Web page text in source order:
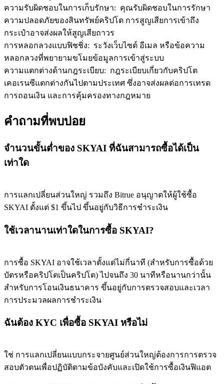
ความรับผิดชอบในการเก็บรักษา: คุณรับผิดชอบในการรักษา
ความปลอดภัยของสินทรัพย์คริปโต การสูญเสียการเข้าถึง
กระเป๋าอาจส่งผลให้สูญเสียถาวร
การหลอกลวงแบบฟิชชิ่ง: ระวังเว็บไซต์ อีเมล หรือข้อความ
หลอกลวงที่พยายามขโมยข้อมูลการเข้าสู่ระบบ
ความแตกต่างด้านกฎระเบียบ: กฎระเบียบเกี่ยวกับคริปโต
เคอเรนซีแตกต่างกันไปตามประเทศ ซึ่งอาจส่งผลต่อการเทรด
การถอนเงิน และการคุ้มครองทางกฎหมาย
คำถามที่พบบ่อย
จำนวนขั้นต่ำของ SKYAI ที่ฉันสามารถซื้อได้เป็น
เท่าใด
การแลกเปลี่ยนส่วนใหญ่ รวมถึง Bitrue อนุญาตให้ผู้ใช้ซื้อ
SKYAI ตั้งแต่ $1 ขึ้นไป ขึ้นอยู่กับวิธีการชำระเงิน
ใช้เวลานานเท่าใดในการซื้อ SKYAI?
การซื้อ SKYAI อาจใช้เวลาตั้งแต่ไม่กี่นาที (สำหรับการซื้อด้วย
บัตรหรือคริปโตเป็นคริปโต) ไปจนถึง 30 นาทีหรือนานกว่านั้น
สำหรับการโอนเงินธนาคาร ขึ้นอยู่กับการตรวจสอบและเวลา
การประมวลผลการชำระเงิน
ฉันต้อง KYC เพื่อซื้อ SKYAI หรือไม่
ใช่ การแลกเปลี่ยนแบบกระจายศูนย์ส่วนใหญ่ต้องการการตรวจ
สอบตัวตนเพื่อปฏิบัติตามข้อบังคับและเปิดใช้การซื้อเงินฟิแอต